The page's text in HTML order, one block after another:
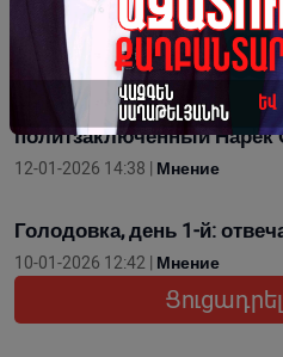
Самсонян
13-01-2026 13:26 |Мнение
Голодовка, день 4-й: об
политзаключенный Нарек
12-01-2026 14:38 | Мнение
Голодовка, день 1-й:
10-01-2026 12:42 | Мнение